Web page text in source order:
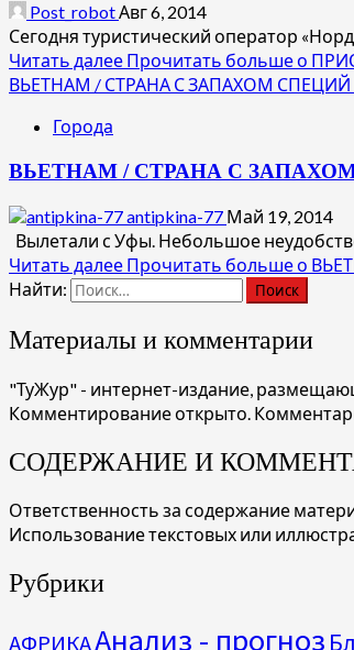
Post_robotАвг 6, 2014
Сегодня туристический оператор
Читать далее Прочитать больше о
ВЬЕТНАМ / СТРАНА С ЗАПАХОМ
Города
ВЬЕТНАМ / СТРАНА С
antipkina-77 Май 19, 2014
Вылетали с Уфы. Небольшое
Читать далее Прочитать больше о
Найти:
Материалы и комментарии
"ТуЖур" - интернет-издание,
Комментирование открыто.
СОДЕРЖАНИЕ И
Ответственность за содержание
Использование текстовых или
Рубрики
АФРИКААнализ - прогноз